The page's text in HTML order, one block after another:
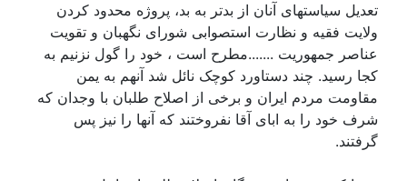
تعدیل سیاستهای آنان از بدتر به بد، پروژه محدود کردن
ولایت فقیه و نظارت استصوابی شورای نگهبان و تقویت
عناصر جمهوریت .......مطرح است ، خود را گول نزنیم به
کجا رسید. چند دستاورد کوچک نائل شد آنهم به یمن
مقاومت مردم ایران و برخی از اصلاح طلبان با وجدان که
شرف خود را به ابای آقا نفروختند که آنها را نیز پس
گرفتند.